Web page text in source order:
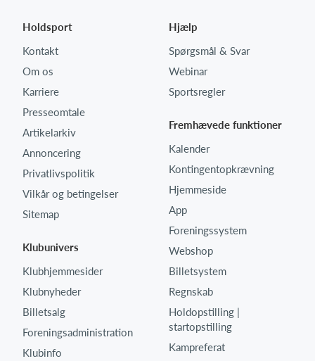
Holdsport
Kontakt
Om os
Karriere
Presseomtale
Artikelarkiv
Annoncering
Privatlivspolitik
Vilkår og betingelser
Sitemap
Klubunivers
Klubhjemmesider
Klubnyheder
Billetsalg
Foreningsadministration
Klubinfo
Hjælp
Spørgsmål & Svar
Webinar
Sportsregler
Fremhævede funktioner
Kalender
Kontingentopkrævning
Hjemmeside
App
Foreningssystem
Webshop
Billetsystem
Regnskab
Holdopstilling |
startopstilling
Kampreferat